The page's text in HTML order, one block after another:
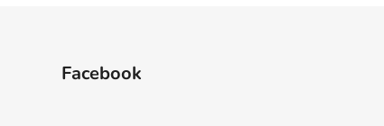
Facebook